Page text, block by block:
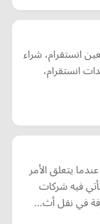
انستقرام، شراء
انستقرام،
يتعلق الأمر
فيه شركات
في نقل أث…